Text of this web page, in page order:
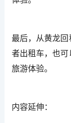
最后，从黄龙
者出租车，也
旅游体验。
内容延伸：